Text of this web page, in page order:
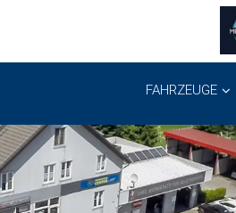
FAHRZEUGE